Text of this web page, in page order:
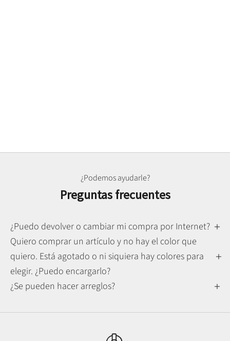
¿Podemos ayudarle?
Preguntas frecuentes
¿Puedo devolver o cambiar mi compra por Internet?
Quiero comprar un artículo y no hay el color que
quiero. Está agotado o ni siquiera hay colores para
elegir. ¿Puedo encargarlo?
¿Se pueden hacer arreglos?